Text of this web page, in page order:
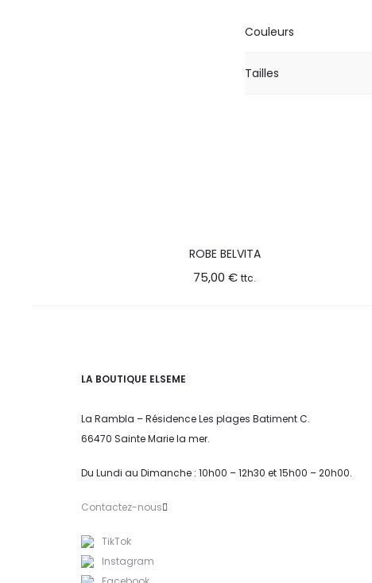
Couleurs
Tailles
ROBE BELVITA
75,00€ ttc.
LA BOUTIQUE ELSEME
La Rambla – Résidence Les plages Batiment C.
66470 Sainte Marie la mer.
Du Lundi au Dimanche : 10h00 – 12h30 et 15h00 – 20h00.
Contactez-nous
TikTok
Instagram